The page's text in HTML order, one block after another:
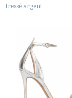
· SERVICE CLIENT
tressé argent